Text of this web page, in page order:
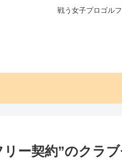
戦う女子プロゴル
リー契約”のクラ